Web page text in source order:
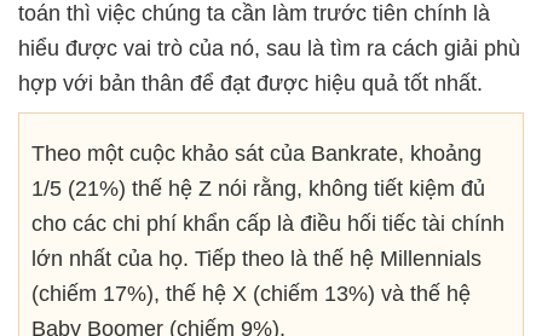
toán thì việc chúng ta cần làm trước tiên chính là
hiểu được vai trò của nó, sau là tìm ra cách giải phù
hợp với bản thân để đạt được hiệu quả tốt nhất.
Theo một cuộc khảo sát của Bankrate, khoảng
1/5 (21%) thế hệ Z nói rằng, không tiết kiệm đủ
cho các chi phí khẩn cấp là điều hối tiếc tài chính
lớn nhất của họ. Tiếp theo là thế hệ Millennials
(chiếm 17%), thế hệ X (chiếm 13%) và thế hệ
Baby Boomer (chiếm 9%).